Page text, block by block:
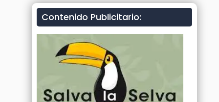
Contenido Publicitario: